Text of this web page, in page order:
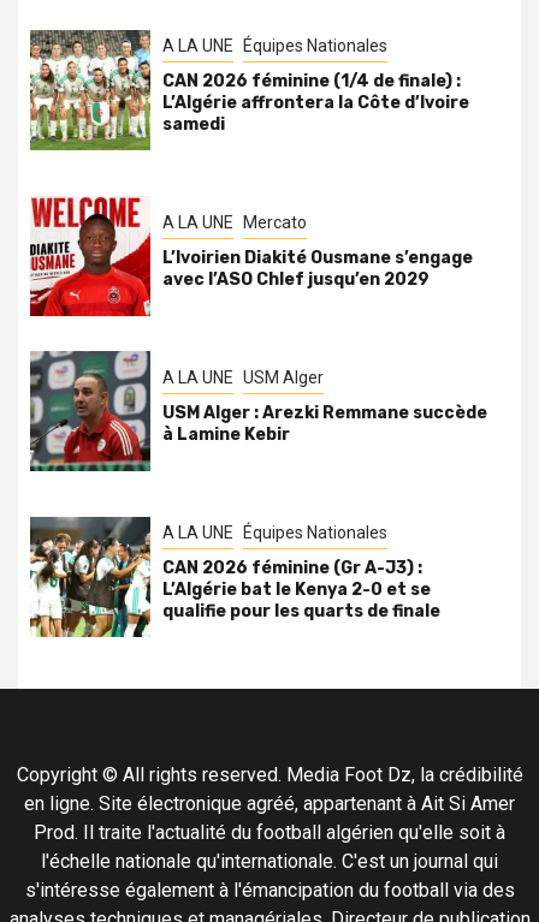
A LA UNE Équipes Nationales
CAN 2026 féminine (1/4 de finale) :
L’Algérie affrontera la Côte d’Ivoire
samedi
A LA UNE Mercato
L’Ivoirien Diakité Ousmane s’engage
avec l’ASO Chlef jusqu’en 2029
A LA UNE USM Alger
USM Alger : Arezki Remmane succède
à Lamine Kebir
A LA UNE Équipes Nationales
CAN 2026 féminine (Gr A-J3) :
L’Algérie bat le Kenya 2-0 et se
qualifie pour les quarts de finale
Copyright © All rights reserved. Media Foot Dz, la crédibilité
en ligne. Site électronique agréé, appartenant à Ait Si Amer
Prod. Il traite l'actualité du football algérien qu'elle soit à
l'échelle nationale qu'internationale. C'est un journal qui
s'intéresse également à l'émancipation du football via des